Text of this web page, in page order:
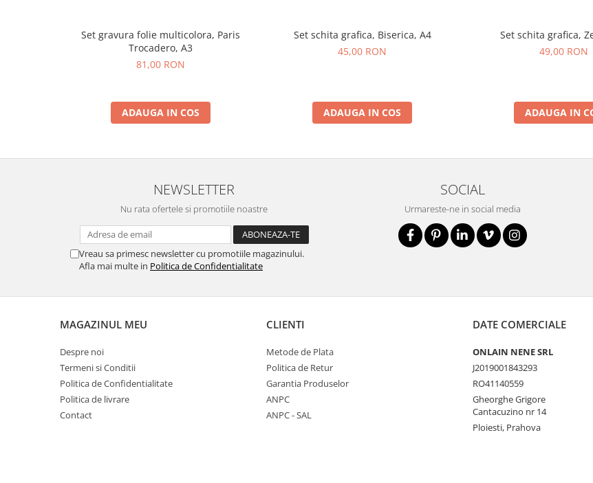
Set gravura folie multicolora, Paris
Trocadero, A3
81,00 RON
ADAUGA IN COS
Set schita grafica, Biserica, A4
45,00 RON
ADAUGA IN COS
Set schita grafica,
49,00 RON
ADAUGA IN
NEWSLETTER
Nu rata ofertele si promotiile noastre
Vreau sa primesc newsletter cu promotiile magazinului.
Afla mai multe in Politica de Confidentialitate
SOCIAL
Urmareste-ne in social media
MAGAZINUL MEU
Despre noi
Termeni si Conditii
Politica de Confidentialitate
Politica de livrare
Contact
CLIENTI
Metode de Plata
Politica de Retur
Garantia Produselor
ANPC
ANPC - SAL
DATE COMERCIALE
ONLAIN NENE SRL
J2019001843293
RO41140559
Gheorghe Grigore
Cantacuzino nr 14
Ploiesti, Prahova